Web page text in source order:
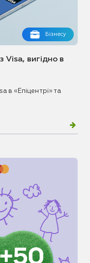
Бізнесу
Visa, вигідно в
в «Епіцентрі» та